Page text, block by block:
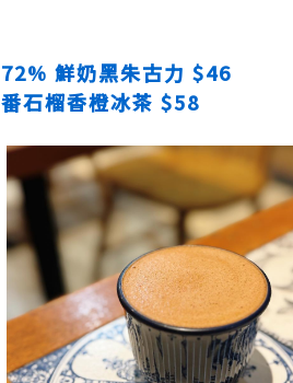
72% 鮮奶黑朱古力 $46
番石榴香橙冰茶 $58